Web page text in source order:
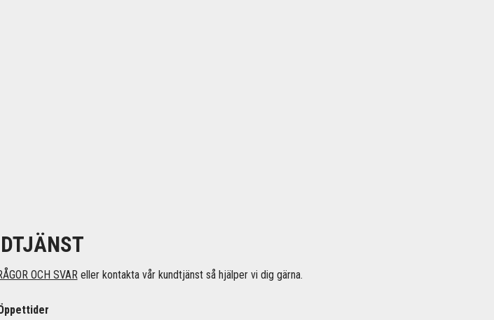
OCH SVAReller kontakta vår kundtjänst så hjälper vi dig gärna.